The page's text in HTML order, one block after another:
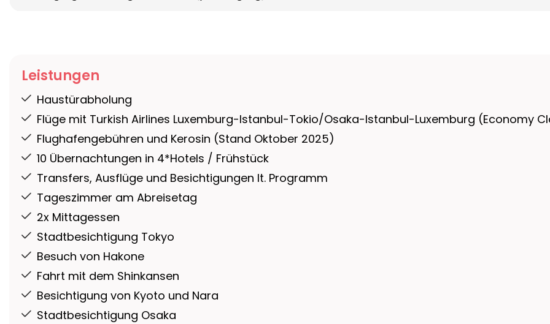
Leistungen
Haustürabholung
Flüge mit Turkish Airlines Luxemburg-Istanbul-Tokio/Osaka-Istanbul-Luxemburg (Economy
Flughafengebühren und Kerosin (Stand Oktober 2025)
10 Übernachtungen in 4*Hotels / Frühstück
Transfers, Ausflüge und Besichtigungen lt. Programm
Tageszimmer am Abreisetag
2x Mittagessen
Stadtbesichtigung Tokyo
Besuch von Hakone
Fahrt mit dem Shinkansen
Besichtigung von Kyoto und Nara
Stadtbesichtigung Osaka